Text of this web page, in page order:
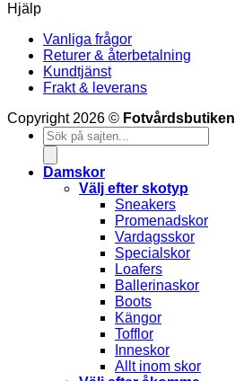
Hjälp
Vanliga frågor
Returer & återbetalning
Kundtjänst
Frakt & leverans
Copyright 2026 © Fotvårdsbutiken
Products
search
Damskor
Välj efter skotyp
Sneakers
Promenadskor
Vardagsskor
Specialskor
Loafers
Ballerinaskor
Boots
Kängor
Tofflor
Inneskor
Allt inom skor